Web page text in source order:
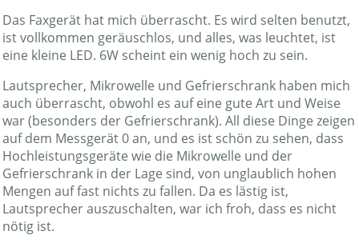
Das Faxgerät hat mich überrascht. Es wird selten benutzt,
ist vollkommen geräuschlos, und alles, was leuchtet, ist
eine kleine LED. 6W scheint ein wenig hoch zu sein.
Lautsprecher, Mikrowelle und Gefrierschrank haben mich
auch überrascht, obwohl es auf eine gute Art und Weise
war (besonders der Gefrierschrank). All diese Dinge zeigen
auf dem Messgerät 0 an, und es ist schön zu sehen, dass
Hochleistungsgeräte wie die Mikrowelle und der
Gefrierschrank in der Lage sind, von unglaublich hohen
Mengen auf fast nichts zu fallen. Da es lästig ist,
Lautsprecher auszuschalten, war ich froh, dass es nicht
nötig ist.